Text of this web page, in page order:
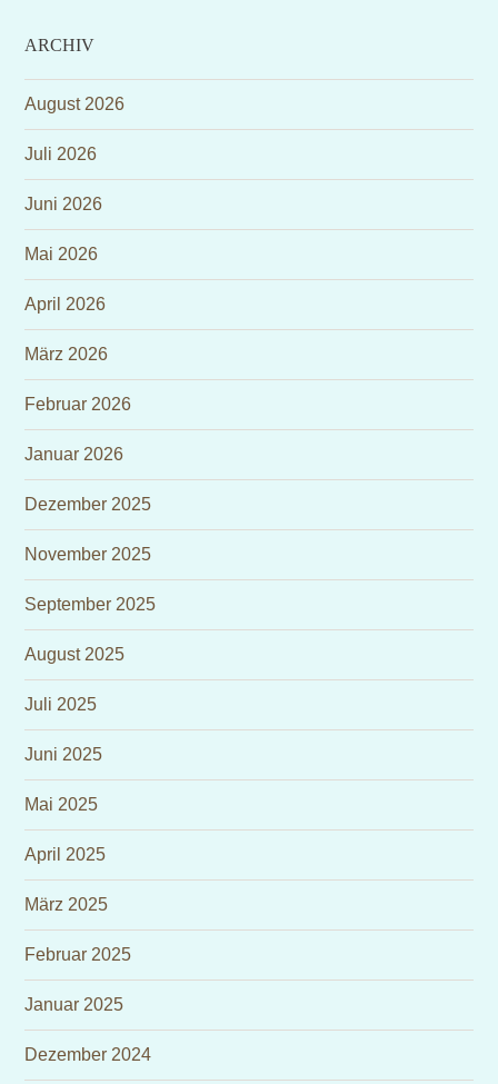
ARCHIV
August 2026
Juli 2026
Juni 2026
Mai 2026
April 2026
März 2026
Februar 2026
Januar 2026
Dezember 2025
November 2025
September 2025
August 2025
Juli 2025
Juni 2025
Mai 2025
April 2025
März 2025
Februar 2025
Januar 2025
Dezember 2024